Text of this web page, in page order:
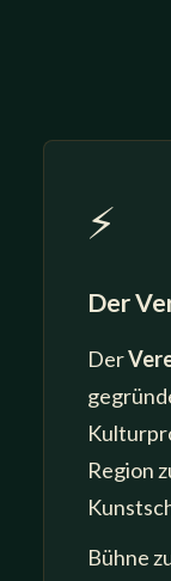
⚡
Der
Der
Region
Bühne